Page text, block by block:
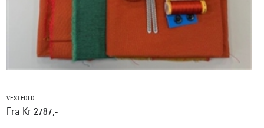
VESTFOLD
Fra Kr 2787,-